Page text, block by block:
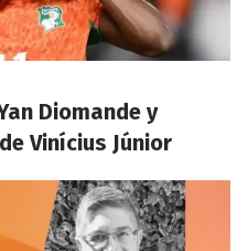
Diomande y
Vinícius Júnior